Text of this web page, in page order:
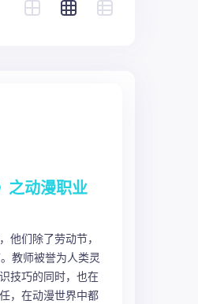
之动漫职业
他们除了劳动节，
教师被誉为人类灵
技巧的同时，也在
，在动漫世界中都